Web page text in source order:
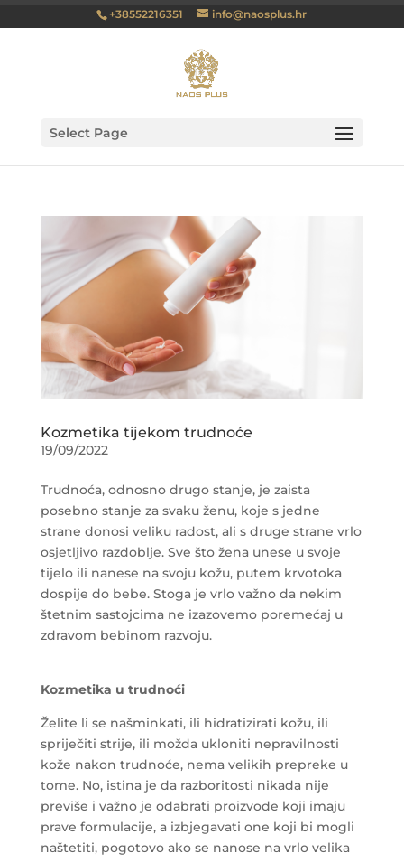
+38552216351 info@naosplus.hr
Select Page
Kozmetika tijekom trudnoće
19/09/2022
Trudnoća, odnosno drugo stanje, je zaista
posebno stanje za svaku ženu, koje s jedne
strane donosi veliku radost, ali s druge strane vrlo
osjetljivo razdoblje. Sve što žena unese u svoje
tijelo ili nanese na svoju kožu, putem krvotoka
dospije do bebe. Stoga je vrlo važno da nekim
štetnim sastojcima ne izazovemo poremećaj u
zdravom bebinom razvoju.
Kozmetika u trudnoći
Želite li se našminkati, ili hidratizirati kožu, ili
spriječiti strije, ili možda ukloniti nepravilnosti
kože nakon trudnoće, nema velikih prepreke u
tome. No, istina je da razboritosti nikada nije
previše i važno je odabrati proizvode koji imaju
prave formulacije, a izbjegavati one koji bi mogli
naštetiti, pogotovo ako se nanose na vrlo velika